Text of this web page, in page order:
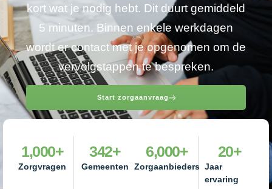
kort wat je nodig hebt. Dit duurt gemiddeld
5 minuten. Binnen enkele werkdagen
wordt er contact met je opgenomen om de
vervolgstappen te bespreken.
Start zorgaanvraag
Zorgvragen
1,000+
Gemeenten
342+
Zorgaanbieders
6,000+
Jaar
ervaring
20+